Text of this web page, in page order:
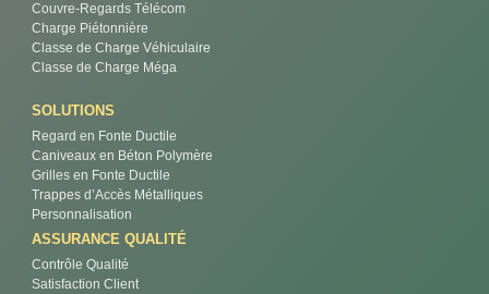
Couvre-Regards Télécom
Charge Piétonnière
Classe de Charge Véhiculaire
Classe de Charge Méga
SOLUTIONS
Regard en Fonte Ductile
Caniveaux en Béton Polymère
Grilles en Fonte Ductile
Trappes d’Accès Métalliques
Personnalisation
ASSURANCE QUALITÉ
Contrôle Qualité
Satisfaction Client